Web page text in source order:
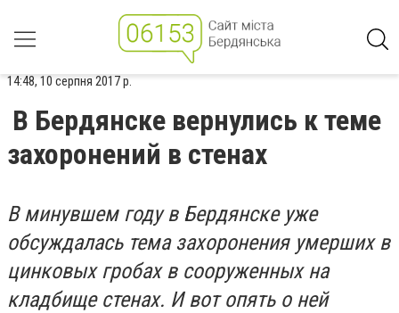
14:48, 10 серпня 2017 р.
В Бердянске вернулись к теме
захоронений в стенах
В минувшем году в Бердянске уже
обсуждалась тема захоронения умерших в
цинковых гробах в сооруженных на
кладбище стенах. И вот опять о ней